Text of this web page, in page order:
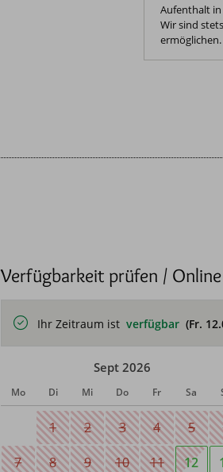
Aufenthalt
Wir sind
Verfügbarkeit prüfen /
Ihr Zeitraum ist verfügbar (Fr.
Sept 2026
Mo Di Mi Do Fr Sa
1 2 3 4 5
7
8 9 10 11 12